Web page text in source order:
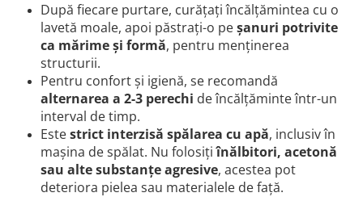
După fiecare purtare, curățați încălțămintea cu o
lavetă moale, apoi păstrați-o peșanuri potrivite
ca mărime și formă, pentru menținerea
structurii.
Pentru confort și igienă, se recomandă
alternarea a 2-3 perechi de încălțăminte într-un
interval de timp.
Estestrict interzisă spălarea cu apă, inclusiv în
mașina de spălat. Nu folosițiînălbitori, acetonă
sau alte substanțe agresive, acestea pot
deteriora pielea sau materialele de față.